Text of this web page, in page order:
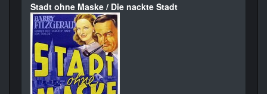
Stadt ohne Maske / Die nackte Stadt